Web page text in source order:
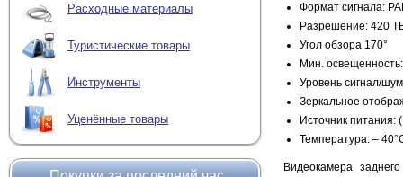
Расходные материалы
Туристические товары
Инструменты
Уценённые товары
Формат сигнала:
Разрешение: 420
Угол обзора 170°
Мин.
Уровень сигнал/
Зеркальное
Источник питания:
Температура: –
Видеокамера